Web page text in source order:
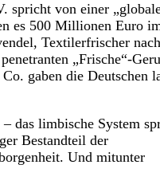
spricht von einer
es 500 Millionen Euro
Textilerfrischer nach
„Frische“-
gaben die Deutschen
das limbische System
Bestandteil der
Und mitunter